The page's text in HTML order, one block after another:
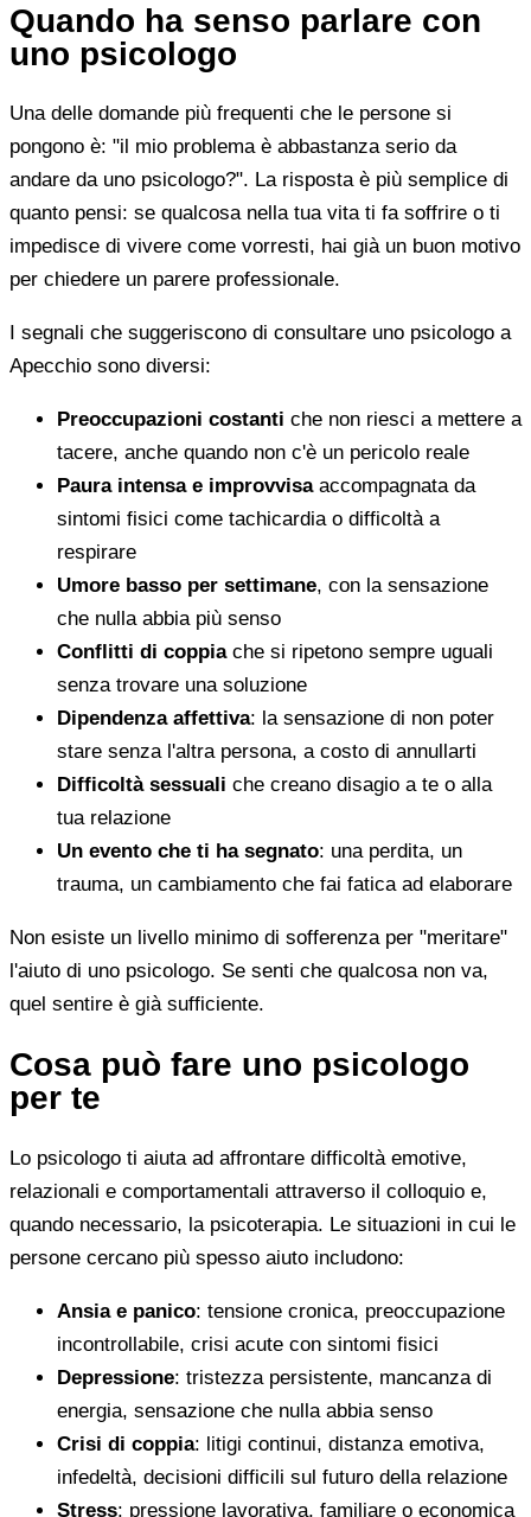
Quando ha senso parlare con
uno psicologo
Una delle domande più frequenti che le persone si
pongono è: "il mio problema è abbastanza serio da
andare da uno psicologo?". La risposta è più semplice di
quanto pensi: se qualcosa nella tua vita ti fa soffrire o ti
impedisce di vivere come vorresti, hai già un buon motivo
per chiedere un parere professionale.
I segnali che suggeriscono di consultare uno psicologo a
Apecchio sono diversi:
Preoccupazioni costanti che non riesci a mettere a
tacere, anche quando non c'è un pericolo reale
Paura intensa e improvvisaaccompagnata da
sintomi fisici come tachicardia o difficoltà a
respirare
Umore basso per settimane, con la sensazione
che nulla abbia più senso
Conflitti di coppiache si ripetono sempre uguali
senza trovare una soluzione
Dipendenza affettiva: la sensazione di non poter
stare senza l'altra persona, a costo di annullarti
Difficoltà sessuali che creano disagio a te o alla
tua relazione
Un evento che ti ha segnato: una perdita, un
trauma, un cambiamento che fai fatica ad elaborare
Non esiste un livello minimo di sofferenza per "meritare"
l'aiuto di uno psicologo. Se senti che qualcosa non va,
quel sentire è già sufficiente.
Cosa può fare uno psicologo
per te
Lo psicologo ti aiuta ad affrontare difficoltà emotive,
relazionali e comportamentali attraverso il colloquio e,
quando necessario, la psicoterapia. Le situazioni in cui le
persone cercano più spesso aiuto includono:
Ansia e panico: tensione cronica, preoccupazione
incontrollabile, crisi acute con sintomi fisici
Depressione: tristezza persistente, mancanza di
energia, sensazione che nulla abbia senso
Crisi di coppia: litigi continui, distanza emotiva,
infedeltà, decisioni difficili sul futuro della relazione
Stress: pressione lavorativa, familiare o economica